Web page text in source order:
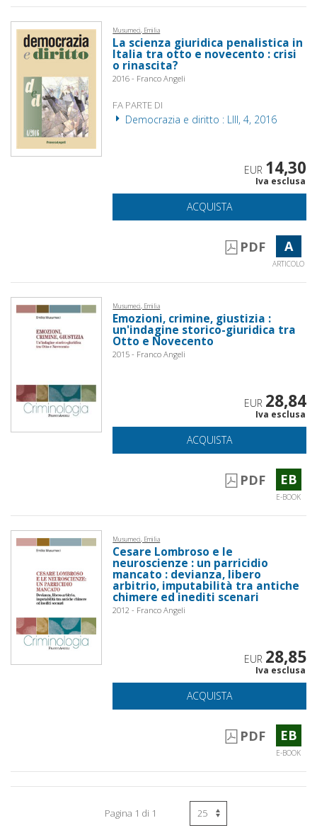
Musumeci, Emilia
La scienza giuridica penalistica in
Italia tra otto e novecento : crisi
o rinascita?
2016 - Franco Angeli
FA PARTE DI
Democrazia e diritto : LIII, 4, 2016
EUR 14,30
Iva esclusa
ACQUISTA
PDF A
ARTICOLO
Musumeci, Emilia
Emozioni, crimine, giustizia :
un'indagine storico-giuridica tra
Otto e Novecento
2015 - Franco Angeli
EUR 28,84
Iva esclusa
ACQUISTA
PDF EB
E-BOOK
Musumeci, Emilia
Cesare Lombroso e le
neuroscienze : un parricidio
mancato : devianza, libero
arbitrio, imputabilità tra antiche
chimere ed inediti scenari
2012 - Franco Angeli
EUR 28,85
Iva esclusa
ACQUISTA
PDF EB
E-BOOK
Pagina 1 di 1